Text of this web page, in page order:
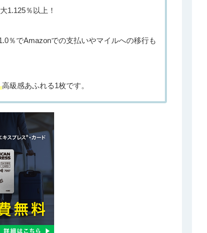
1.125％以上！
％でAmazonでの支払いやマイルへの移行も
高級感あふれる1枚です。